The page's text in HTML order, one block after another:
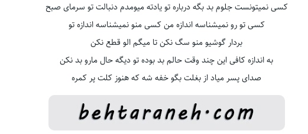
کسی نمیتونست جلوم بد بگه درباره تو یادته میومدم دنبالت تو سرمای صبح
کسی تو رو نمیشناسه اندازه من کسی منو نمیشناسه اندازه تو
بردار گوشیو منو سگ نکن تا میگم الو قطع نکن
به اندازه کافی این چند وقت حالم بد بوده تو دیگه حال مارو بد نکن
صدای پسر میاد از بغلت بگو خفه شه که هنوز کلت پر کمره